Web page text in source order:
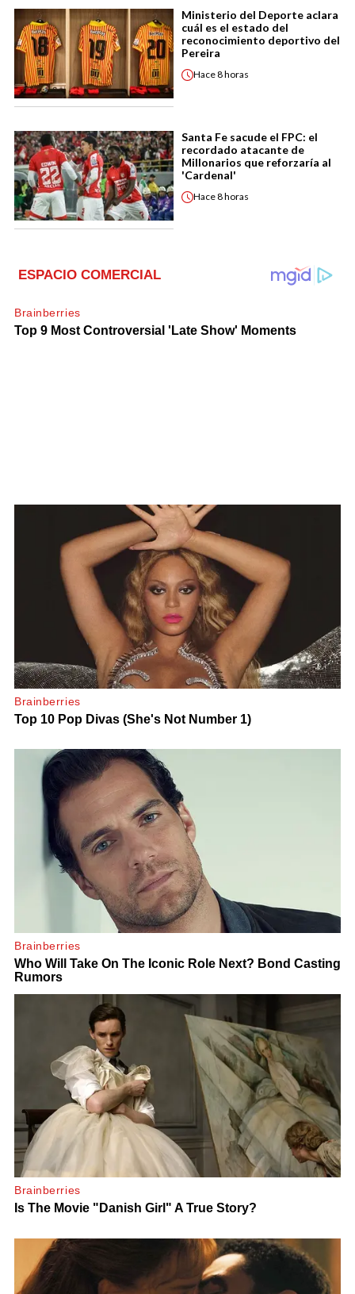
Ministerio del Deporte aclara
cuál es el estado del
reconocimiento deportivo del
Pereira
Hace8 horas
Santa Fe sacude el FPC: el
recordado atacante de
Millonarios que reforzaría al
'Cardenal'
Hace8 horas